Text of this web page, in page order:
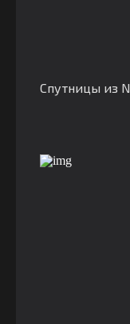
Спутницы из